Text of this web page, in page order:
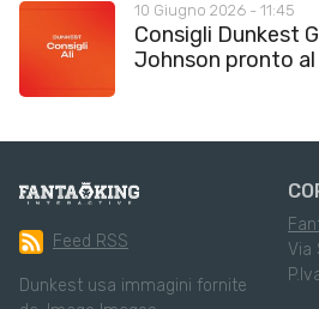
10 Giugno 2026 - 11:45
Consigli Dunkest
Johnson pronto
Feed RSS
Dunkest usa immagini fornite
Via